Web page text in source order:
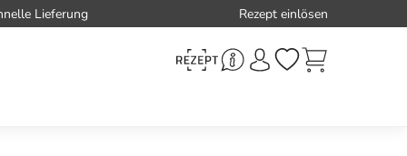
Lieferung Rezept einlösen